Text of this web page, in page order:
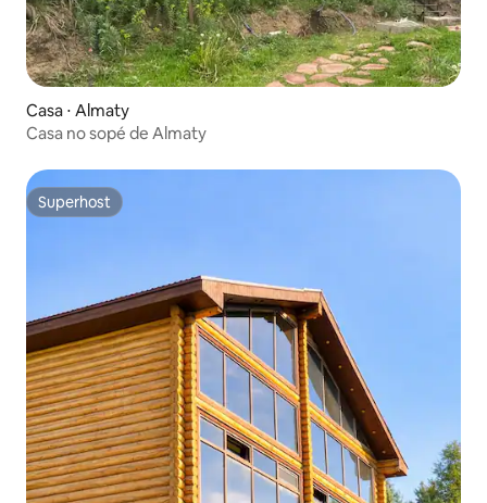
Casa ⋅ Almaty
Casa no sopé de Almaty
Superhost
Superhost